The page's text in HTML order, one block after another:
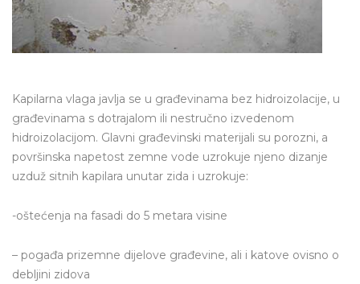
Kapilarna vlaga javlja se u građevinama bez hidroizolacije, u
građevinama s dotrajalom ili nestručno izvedenom
hidroizolacijom. Glavni građevinski materijali su porozni, a
površinska napetost zemne vode uzrokuje njeno dizanje
uzduž sitnih kapilara unutar zida i uzrokuje:
-oštećenja na fasadi do 5 metara visine
– pogađa prizemne dijelove građevine, ali i katove ovisno o
debljini zidova